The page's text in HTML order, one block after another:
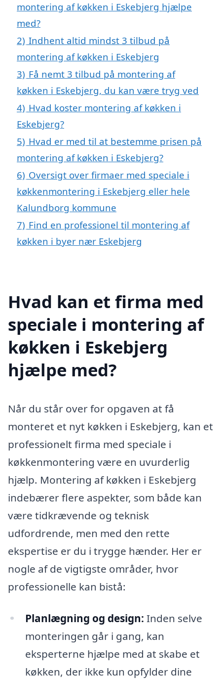
montering af køkken i Eskebjerg hjælpe
med?
2) Indhent altid mindst 3 tilbud på
montering af køkken i Eskebjerg
3) Få nemt 3 tilbud på montering af
køkken i Eskebjerg, du kan være tryg ved
4) Hvad koster montering af køkken i
Eskebjerg?
5) Hvad er med til at bestemme prisen på
montering af køkken i Eskebjerg?
6) Oversigt over firmaer med speciale i
køkkenmontering i Eskebjerg eller hele
Kalundborg kommune
7) Find en professionel til montering af
køkken i byer nær Eskebjerg
Hvad kan et firma med
speciale i montering af
køkken i Eskebjerg
hjælpe med?
Når du står over for opgaven at få
monteret et nyt køkken i Eskebjerg, kan et
professionelt firma med speciale i
køkkenmontering være en uvurderlig
hjælp. Montering af køkken i Eskebjerg
indebærer flere aspekter, som både kan
være tidkrævende og teknisk
udfordrende, men med den rette
ekspertise er du i trygge hænder. Her er
nogle af de vigtigste områder, hvor
professionelle kan bistå:
Planlægning og design: Inden selve
monteringen går i gang, kan
eksperterne hjælpe med at skabe et
køkken, der ikke kun opfylder dine